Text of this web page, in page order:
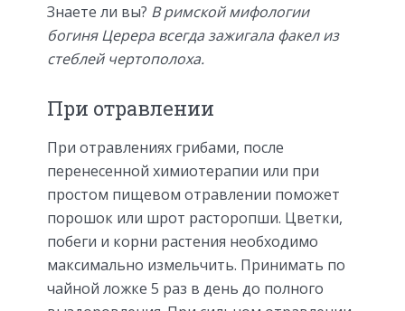
Знаете ли вы? В римской мифологии
богиня Церера всегда зажигала факел из
стеблей чертополоха.
При отравлении
При отравлениях грибами, после
перенесенной химиотерапии или при
простом пищевом отравлении поможет
порошок или шрот расторопши. Цветки,
побеги и корни растения необходимо
максимально измельчить. Принимать по
чайной ложке 5 раз в день до полного